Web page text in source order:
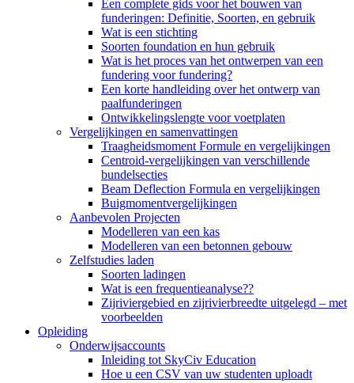
Een complete gids voor het bouwen van
funderingen: Definitie, Soorten, en gebruik
Wat is een stichting
Soorten foundation en hun gebruik
Wat is het proces van het ontwerpen van een
fundering voor fundering?
Een korte handleiding over het ontwerp van
paalfunderingen
Ontwikkelingslengte voor voetplaten
Vergelijkingen en samenvattingen
Traagheidsmoment Formule en vergelijkingen
Centroid-vergelijkingen van verschillende
bundelsecties
Beam Deflection Formula en vergelijkingen
Buigmomentvergelijkingen
Aanbevolen Projecten
Modelleren van een kas
Modelleren van een betonnen gebouw
Zelfstudies laden
Soorten ladingen
Wat is een frequentieanalyse??
Zijriviergebied en zijrivierbreedte uitgelegd – met
voorbeelden
Opleiding
Onderwijsaccounts
Inleiding tot SkyCiv Education
Hoe u een CSV van uw studenten uploadt